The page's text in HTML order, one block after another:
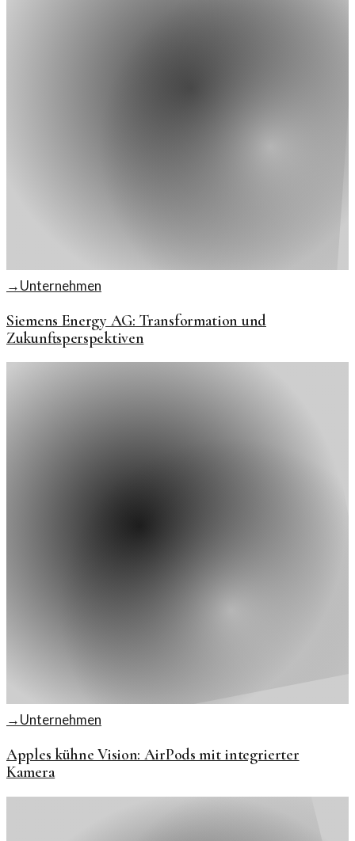
→Unternehmen
Siemens Energy AG: Transformation und
Zukunftsperspektiven
→Unternehmen
Apples kühne Vision: AirPods mit integrierter
Kamera